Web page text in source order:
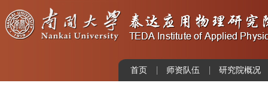
首页 师资队伍 研究院概况